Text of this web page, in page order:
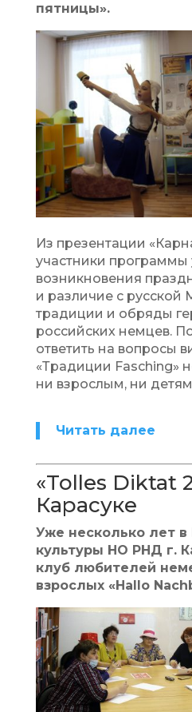
пятницы».
Из презентации
участники программы
возникновения
и различие с русской
традиции и обряды
российских немцев.
ответить на вопросы
«Традиции Fasching»
ни взрослым, ни
Читать далее
«Tolles Diktat
Карасуке
Уже несколько лет
культуры НО РНД г.
клуб любителей
взрослых «Hallo